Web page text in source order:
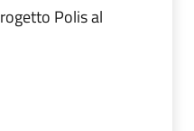
Polis al